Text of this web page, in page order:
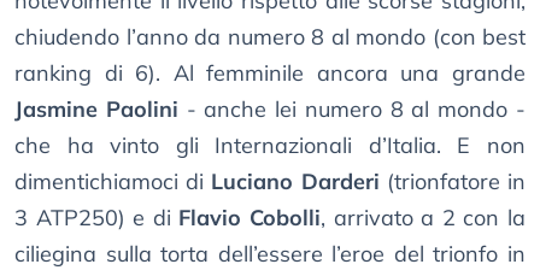
chiudendo l’anno da numero 8 al mondo (con best
ranking di 6). Al femminile ancora una grande
Jasmine Paolini - anche lei numero 8 al mondo -
che ha vinto gli Internazionali d’Italia. E non
dimentichiamoci di Luciano Darderi (trionfatore in
3 ATP250) e di Flavio Cobolli, arrivato a 2 con la
ciliegina sulla torta dell’essere l’eroe del trionfo in